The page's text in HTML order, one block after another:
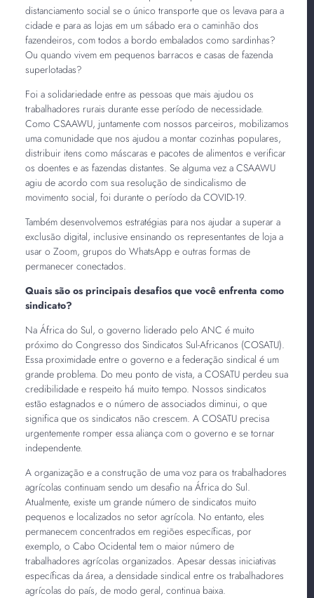
distanciamento social se o único transporte que os levava para a
cidade e para as lojas em um sábado era o caminhão dos
fazendeiros, com todos a bordo embalados como sardinhas?
Ou quando vivem em pequenos barracos e casas de fazenda
superlotadas?
Foi a solidariedade entre as pessoas que mais ajudou os
trabalhadores rurais durante esse período de necessidade.
Como CSAAWU, juntamente com nossos parceiros, mobilizamos
uma comunidade que nos ajudou a montar cozinhas populares,
distribuir itens como máscaras e pacotes de alimentos e verificar
os doentes e as fazendas distantes. Se alguma vez a CSAAWU
agiu de acordo com sua resolução de sindicalismo de
movimento social, foi durante o período da COVID-19.
Também desenvolvemos estratégias para nos ajudar a superar a
exclusão digital, inclusive ensinando os representantes de loja a
usar o Zoom, grupos do WhatsApp e outras formas de
permanecer conectados.
Quais são os principais desafios que você enfrenta como
sindicato?
Na África do Sul, o governo liderado pelo ANC é muito
próximo do Congresso dos Sindicatos Sul-Africanos (COSATU).
Essa proximidade entre o governo e a federação sindical é um
grande problema. Do meu ponto de vista, a COSATU perdeu sua
credibilidade e respeito há muito tempo. Nossos sindicatos
estão estagnados e o número de associados diminui, o que
significa que os sindicatos não crescem. A COSATU precisa
urgentemente romper essa aliança com o governo e se tornar
independente.
A organização e a construção de uma voz para os trabalhadores
agrícolas continuam sendo um desafio na África do Sul.
Atualmente, existe um grande número de sindicatos muito
pequenos e localizados no setor agrícola. No entanto, eles
permanecem concentrados em regiões específicas, por
exemplo, o Cabo Ocidental tem o maior número de
trabalhadores agrícolas organizados. Apesar dessas iniciativas
específicas da área, a densidade sindical entre os trabalhadores
agrícolas do país, de modo geral, continua baixa.